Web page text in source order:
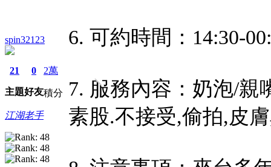
spin32123
21
主題
0
好友
2萬
積分
江湖老手
6. 可約時間：14:30-
7. 服務內容：奶泡/親
素股.不接受,偷拍,皮